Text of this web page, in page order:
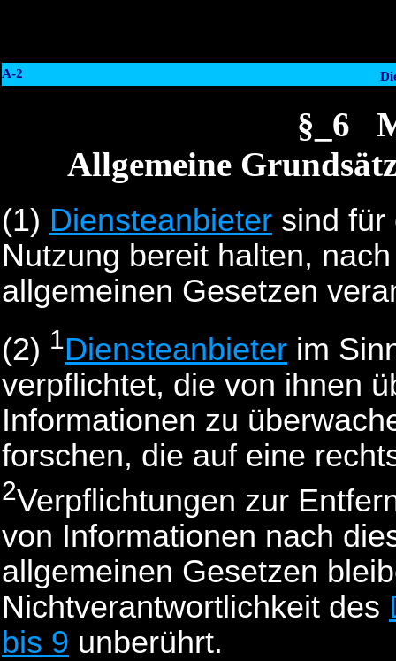
A-2
§_6
Allgemeine
(1) Diensteanbieter sind für
Nutzung bereit halten,
allgemeinen Gesetzen
(2) 1Diensteanbieter im
verpflichtet, die von ihnen
Informationen zu
forschen, die auf eine
2Verpflichtungen zur
von Informationen nach
allgemeinen Gesetzen
Nichtverantwortlichkeit des
bis 9 unberührt.